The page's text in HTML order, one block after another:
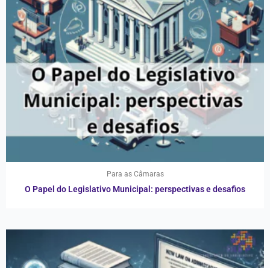
Para as Câmaras
O Papel do Legislativo Municipal: perspectivas e desafios